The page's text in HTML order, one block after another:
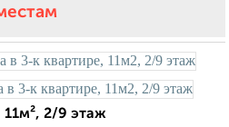
11м², 2/9 этаж